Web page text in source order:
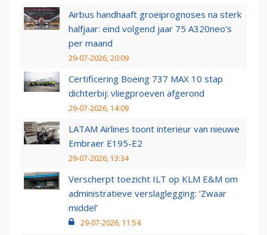
Airbus handhaaft groeiprognoses na sterk
halfjaar: eind volgend jaar 75 A320neo’s
per maand
29-07-2026, 20:09
Certificering Boeing 737 MAX 10 stap
dichterbij: vliegproeven afgerond
29-07-2026, 14:09
LATAM Airlines toont interieur van nieuwe
Embraer E195-E2
29-07-2026, 13:34
Verscherpt toezicht ILT op KLM E&M om
administratieve verslaglegging: ‘Zwaar
middel’
29-07-2026, 11:54